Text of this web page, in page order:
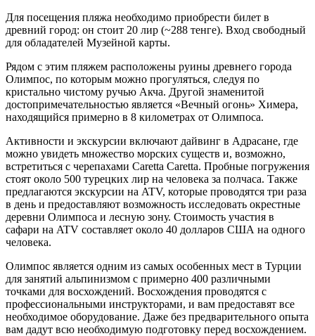
Для посещения пляжа необходимо приобрести билет в
древний город: он стоит 20 лир (~288 тенге). Вход свободный
для обладателей Музейной карты.
Рядом с этим пляжем расположены руины древнего города
Олимпос, по которым можно прогуляться, следуя по
кристально чистому ручью Акча. Другой знаменитой
достопримечательностью является «Вечный огонь» Химера,
находящийся примерно в 8 километрах от Олимпоса.
Активности и экскурсии включают дайвинг в Адрасане, где
можно увидеть множество морских существ и, возможно,
встретиться с черепахами Caretta Caretta. Пробные погружения
стоят около 500 турецких лир на человека за полчаса. Также
предлагаются экскурсии на ATV, которые проводятся три раза
в день и предоставляют возможность исследовать окрестные
деревни Олимпоса и лесную зону. Стоимость участия в
сафари на ATV составляет около 40 долларов США на одного
человека​​.
Олимпос является одним из самых особенных мест в Турции
для занятий альпинизмом с примерно 400 различными
точками для восхождений. Восхождения проводятся с
профессиональными инструкторами, и вам предоставят все
необходимое оборудование. Даже без предварительного опыта
вам дадут всю необходимую подготовку перед восхождением​​.